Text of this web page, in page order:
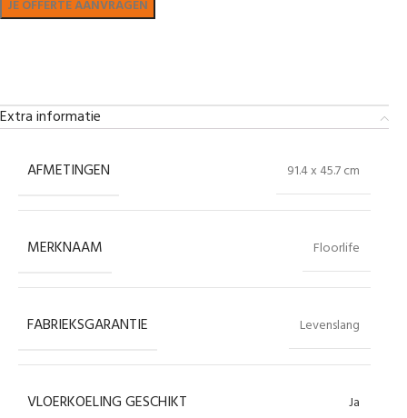
Extra informatie
AFMETINGEN 91.4 x 45.7 cm
MERKNAAM Floorlife
FABRIEKSGARANTIE Levenslang
VLOERKOELING GESCHIKT Ja